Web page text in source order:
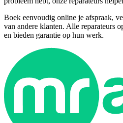
Boek eenvoudig online je afspraak,
van andere klanten. Alle reparateurs
en bieden garantie op hun werk.